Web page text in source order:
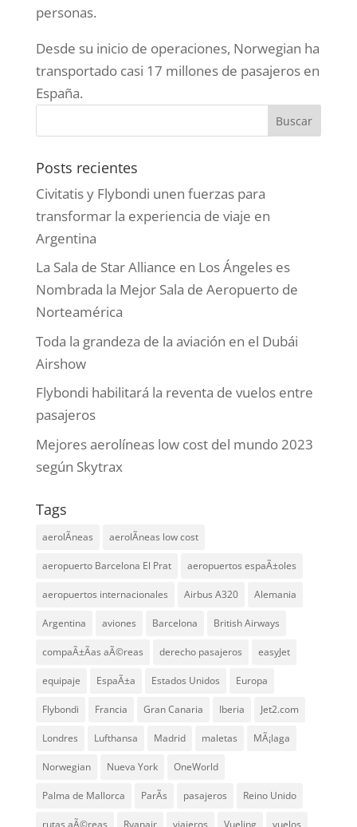
personas.
Desde su inicio de operaciones, Norwegian ha
transportado casi 17 millones de pasajeros en
España.
Posts recientes
Civitatis y Flybondi unen fuerzas para
transformar la experiencia de viaje en
Argentina
La Sala de Star Alliance en Los Ángeles es
Nombrada la Mejor Sala de Aeropuerto de
Norteamérica
Toda la grandeza de la aviación en el Dubái
Airshow
Flybondi habilitará la reventa de vuelos entre
pasajeros
Mejores aerolíneas low cost del mundo 2023
según Skytrax
Tags
aerolÃ­neas aerolÃ­neas low cost
aeropuerto Barcelona El Prat aeropuertos espaÃ±oles
aeropuertos internacionales Airbus A320 Alemania
Argentina aviones Barcelona British Airways
compaÃ±Ã­as aÃ©reas derecho pasajeros easyJet
equipaje EspaÃ±a Estados Unidos Europa
Flybondi Francia Gran Canaria Iberia Jet2.com
Londres Lufthansa Madrid maletas MÃ¡laga
Norwegian Nueva York OneWorld
Palma de Mallorca ParÃ­s pasajeros Reino Unido
rutas aÃ©reas Ryanair viajeros Vueling vuelos